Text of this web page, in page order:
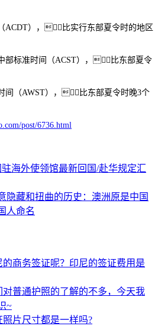
ACDT），比实行东部夏令时的地区
部标准时间（ACST），比东部夏令
间（AWST），比东部夏令时晚3个
post/6736.html
驻海外使领馆最新回国/赴华规定汇
隐藏和扭曲的历史：澳洲原是中国
人命名
的商务签证呢？印尼的签证费用是
对普通护照的了解的不多，今天我
~
照片尺寸都是一样吗?